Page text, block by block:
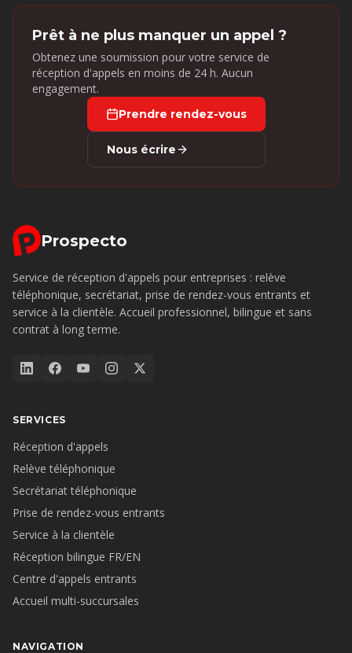
Prêt à ne plus manquer un appel ?
Obtenez une soumission pour votre service de
réception d'appels en moins de 24 h. Aucun
engagement.
Prendre rendez-vous
Nous écrire
Prospecto
Service de réception d'appels pour entreprises : relève
téléphonique, secrétariat, prise de rendez-vous entrants et
service à la clientèle. Accueil professionnel, bilingue et sans
contrat à long terme.
SERVICES
Réception d'appels
Relève téléphonique
Secrétariat téléphonique
Prise de rendez-vous entrants
Service à la clientèle
Réception bilingue FR/EN
Centre d'appels entrants
Accueil multi-succursales
NAVIGATION